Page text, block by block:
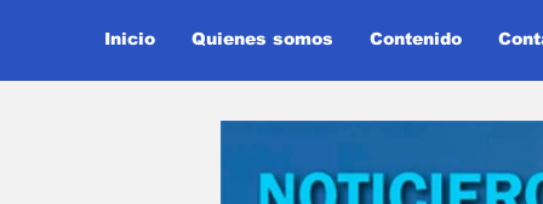
Inicio Quienes somos Contenido